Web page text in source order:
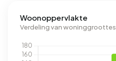
Woonoppervlakte
Verdeling van woninggroottes